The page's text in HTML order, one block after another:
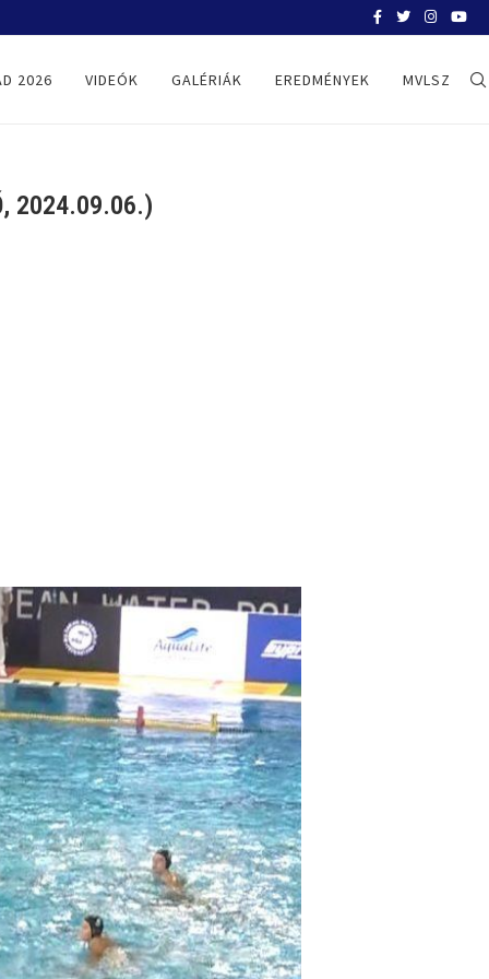
2026 VIDEÓK GALÉRIÁK EREDMÉNYEK MVLSZ
2024.09.06.)